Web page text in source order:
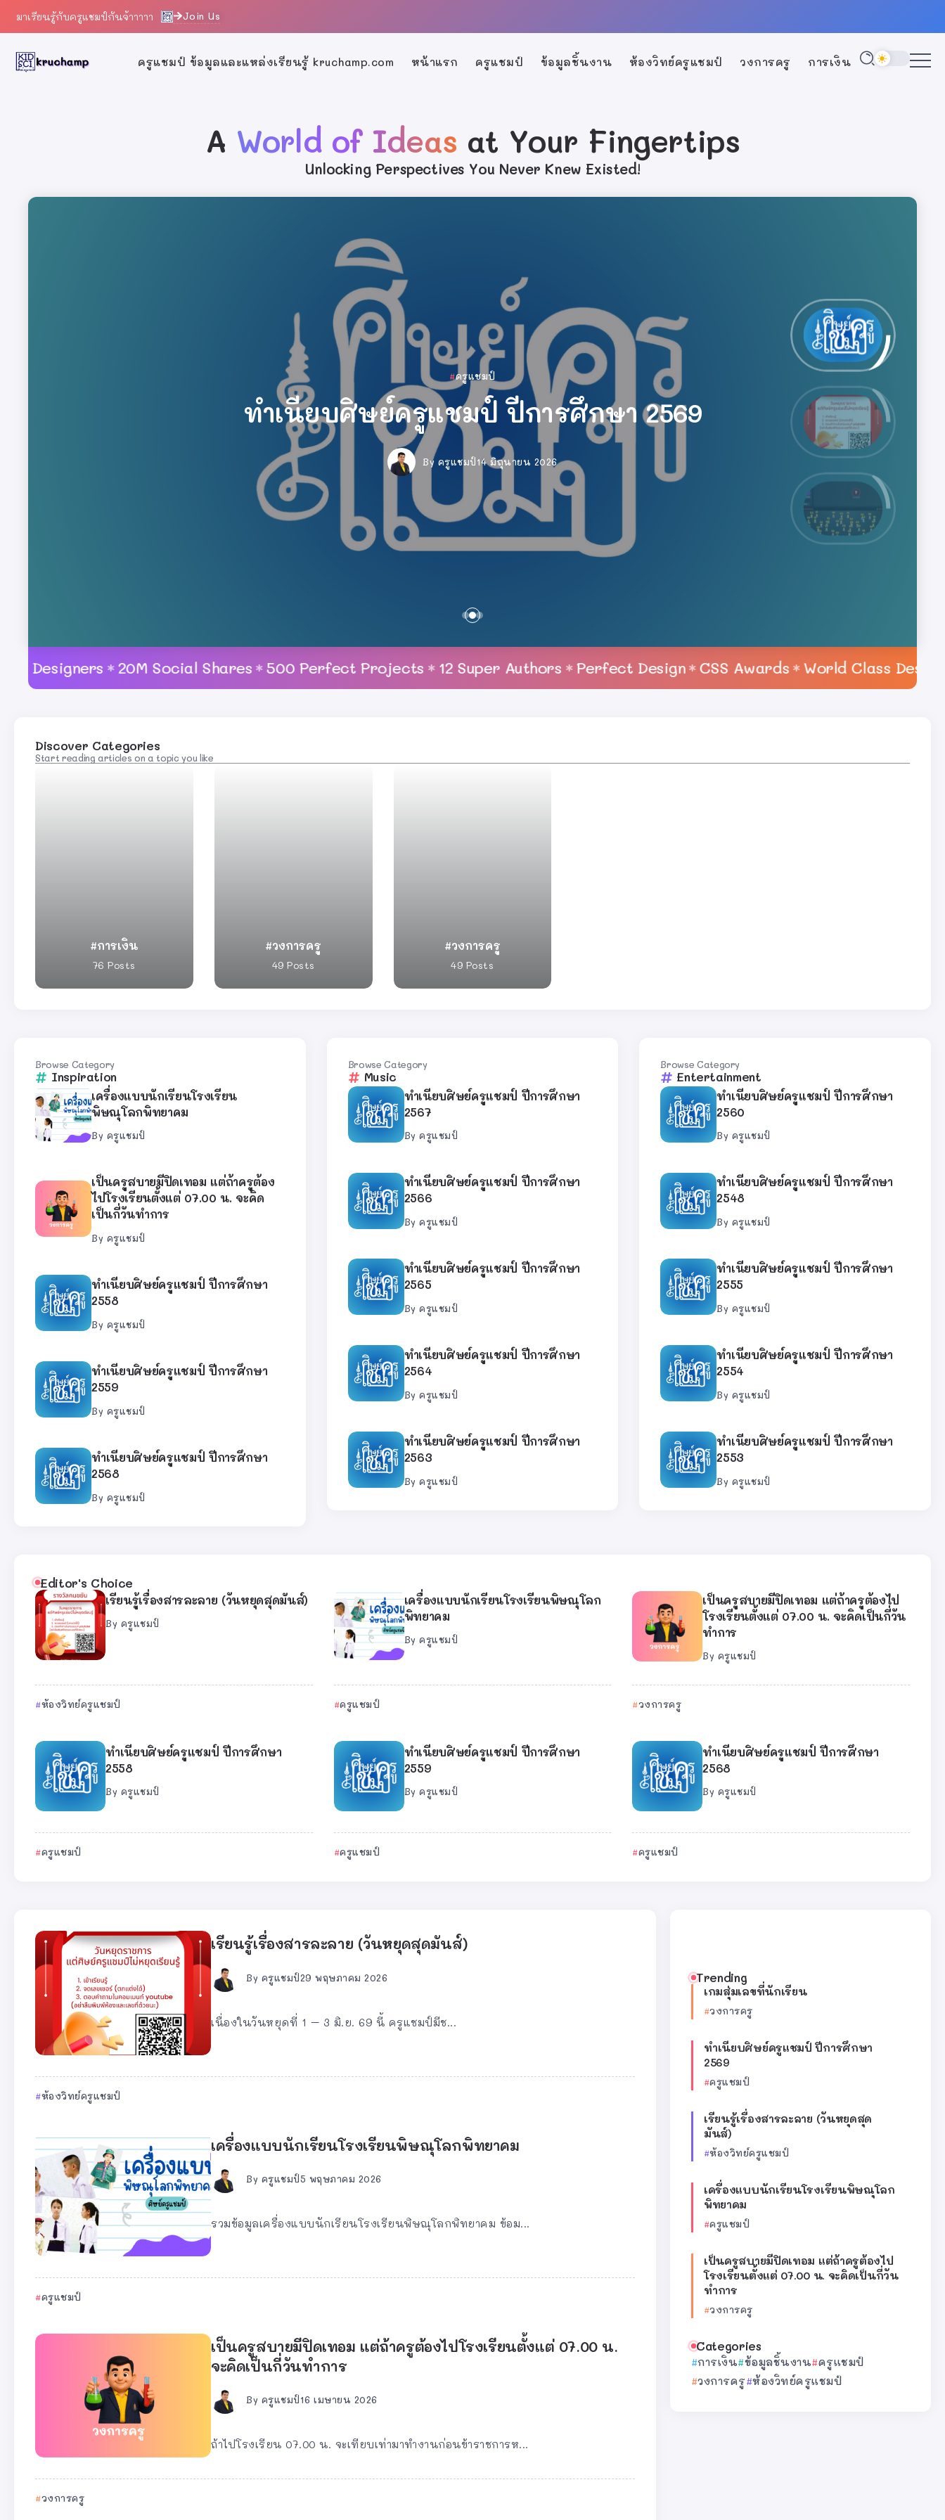
มาเรียนรู้กับครูแชมป์กันจ้าาาาา Join Us
ครูแชมป์ ข้อมูลและแหล่งเรียนรู้ kruchamp.com หน้าแรก ครูแชมป์ ข้อมูลชิ้นงาน ห้องวิทย์ครูแชมป์ วงการครู การเงิน
A World of Ideas at Your Fingertips
Unlocking Perspectives You Never Knew Existed!
วงการครู
เกมสุ่มเลขที่นักเรียน
By ครูแชมป์26 มิถุนายน 2026
ครูแชมป์
ทำเนียบศิษย์ครูแชมป์ ปีการศึกษา 2569
By ครูแชมป์14 มิถุนายน 2026
ห้องวิทย์ครูแชมป์
เรียนรู้เรื่องสารละลาย (วันหยุดสุดมันส์)
By ครูแชมป์29 พฤษภาคม 2026
วงการครู
เกมสุ่มเลขที่นักเรียน
By ครูแชมป์26 มิถุนายน 2026
ครูแชมป์
ทำเนียบศิษย์ครูแชมป์ ปีการศึกษา 2569
By ครูแชมป์ 14 มิถุนายน 2026
ห้องวิทย์ครูแชมป์
เรียนรู้เรื่องสารละลาย (วันหยุดสุดมันส์)
ครูแชมป์29 พฤษภาคม 2026
วงการครู
เกมสุ่มเลขที่นักเรียน
By ครูแชมป์26 มิถุนายน 2026
ครูแชมป์
ทำเนียบศิษย์ครูแชมป์ ปีการศึกษา 2569
By ครูแชมป์14 มิถุนายน 2026
ห้องวิทย์ครูแชมป์
เรียนรู้เรื่องสารละลาย (วันหยุดสุดมันส์)
ครูแชมป์29 พฤษภาคม 2026
20M Social Shares 500 Perfect Projects 12 Super Authors Perfect Design CSS Awards World Class Design
Discover Categories
Start reading articles on a topic you like
การเงิน
76 Posts
วงการครู
49 Posts
วงการครู
49 Posts
Inspiration
Browse Category
เครื่องแบบนักเรียนโรงเรียน
พิษณุโลกพิทยาคม
By ครูแชมป์
เป็นครูสบายมีปิดเทอม แต่ถ้าครูต้อง
ไปโรงเรียนตั้งแต่ 07.00 น. จะคิด
เป็นกี่วันทำการ
By ครูแชมป์
ทำเนียบศิษย์ครูแชมป์ ปีการศึกษา
2558
By ครูแชมป์
ทำเนียบศิษย์ครูแชมป์ ปีการศึกษา
2559
By ครูแชมป์
ทำเนียบศิษย์ครูแชมป์ ปีการศึกษา
2568
By ครูแชมป์
Music
Browse Category
ทำเนียบศิษย์ครูแชมป์ ปีการศึกษา
2567
By ครูแชมป์
ทำเนียบศิษย์ครูแชมป์ ปีการศึกษา
2566
By ครูแชมป์
ทำเนียบศิษย์ครูแชมป์ ปีการศึกษา
2565
By ครูแชมป์
ทำเนียบศิษย์ครูแชมป์ ปีการศึกษา
2564
By ครูแชมป์
ทำเนียบศิษย์ครูแชมป์ ปีการศึกษา
2563
By ครูแชมป์
Entertainment
Browse Category
ทำเนียบศิษย์ครูแชมป์ ปีการศึกษา
2560
By ครูแชมป์
ทำเนียบศิษย์ครูแชมป์ ปีการศึกษา
2548
By ครูแชมป์
ทำเนียบศิษย์ครูแชมป์ ปีการศึกษา
2555
By ครูแชมป์
ทำเนียบศิษย์ครูแชมป์ ปีการศึกษา
2554
By ครูแชมป์
ทำเนียบศิษย์ครูแชมป์ ปีการศึกษา
2553
By ครูแชมป์
Editor's Choice
เรียนรู้เรื่องสารละลาย (วันหยุดสุดมันส์)
By ครูแชมป์
ห้องวิทย์ครูแชมป์
เครื่องแบบนักเรียนโรงเรียนพิษณุโลก
พิทยาคม
By ครูแชมป์
ครูแชมป์
เป็นครูสบายมีปิดเทอม แต่ถ้าครูต้องไป
โรงเรียนตั้งแต่ 07.00 น. จะคิดเป็นกี่วัน
ทำการ
By ครูแชมป์
วงการครู
ทำเนียบศิษย์ครูแชมป์ ปีการศึกษา
2558
By ครูแชมป์
ครูแชมป์
ทำเนียบศิษย์ครูแชมป์ ปีการศึกษา
2559
By ครูแชมป์
ครูแชมป์
ทำเนียบศิษย์ครูแชมป์ ปีการศึกษา
2568
By ครูแชมป์
ครูแชมป์
เรียนรู้เรื่องสารละลาย (วันหยุดสุดมันส์)
By ครูแชมป์29 พฤษภาคม 2026
เนื่องในวันหยุดที่ 1 – 3 มิ.ย. 69 นี้ ครูแชมป์มีช...
ห้องวิทย์ครูแชมป์
เครื่องแบบนักเรียนโรงเรียนพิษณุโลกพิทยาคม
By ครูแชมป์ 5 พฤษภาคม 2026
รวมข้อมูลเครื่องแบบนักเรียนโรงเรียนพิษณุโลกพิทยาคม ข้อม...
ครูแชมป์
เป็นครูสบายมีปิดเทอม แต่ถ้าครูต้องไปโรงเรียนตั้งแต่ 07.00 น.
จะคิดเป็นกี่วันทำการ
By ครูแชมป์ 16 เมษายน 2026
ถ้าไปโรงเรียน 07.00 น. จะเทียบเท่ามาทำงานก่อนข้าราชการห...
วงการครู
Trending
เกมสุ่มเลขที่นักเรียน
วงการครู
ทำเนียบศิษย์ครูแชมป์ ปีการศึกษา
2569
ครูแชมป์
เรียนรู้เรื่องสารละลาย (วันหยุดสุด
มันส์)
ห้องวิทย์ครูแชมป์
เครื่องแบบนักเรียนโรงเรียนพิษณุโลก
พิทยาคม
ครูแชมป์
เป็นครูสบายมีปิดเทอม แต่ถ้าครูต้องไป
โรงเรียนตั้งแต่ 07.00 น. จะคิดเป็นกี่วัน
ทำการ
วงการครู
Categories
การเงิน ข้อมูลชิ้นงาน ครูแชมป์
วงการครู ห้องวิทย์ครูแชมป์